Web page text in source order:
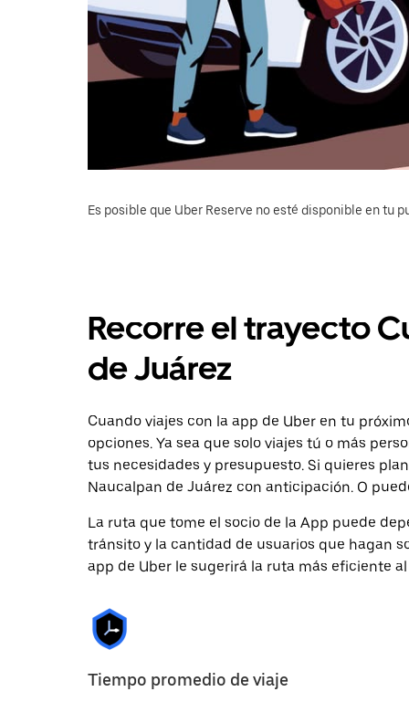
Es posible que Uber Reserve no esté disponible en tu
Recorre el trayecto
de Juárez
Cuando viajes con la app de Uber en tu
opciones. Ya sea que solo viajes tú o más
tus necesidades y presupuesto. Si quieres
Naucalpan de Juárez con anticipación. O
La ruta que tome el socio de la App puede
tránsito y la cantidad de usuarios que hagan
app de Uber le sugerirá la ruta más eficiente
Tiempo promedio de viaje